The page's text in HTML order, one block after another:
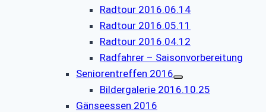
Radtour 2016.06.14
Radtour 2016.05.11
Radtour 2016.04.12
Radfahrer – Saisonvorbereitung
Seniorentreffen 2016
Bildergalerie 2016.10.25
Gänseessen 2016